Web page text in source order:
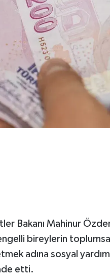
Bakanı Mahinur
bireylerin
adına sosyal yardım
etti.